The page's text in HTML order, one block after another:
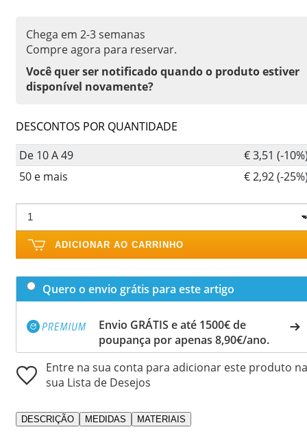
Chega em 2-3 semanas
Compre agora para reservar.
Você quer ser notificado quando o produto estiver
disponível novamente?
DESCONTOS POR QUANTIDADE
De 10 A 49
€ 3,51 (-
50 e mais
€ 2,92 (-
ADICIONAR AO CARRINHO
Quero o envio grátis para este artigo
Envio GRÁTIS e até 1500€ de
poupança por apenas 8,90€/ano.
Entre na sua conta para adicionar este produto na
sua Lista de Desejos
DESCRIÇÃO MEDIDAS MATERIAIS